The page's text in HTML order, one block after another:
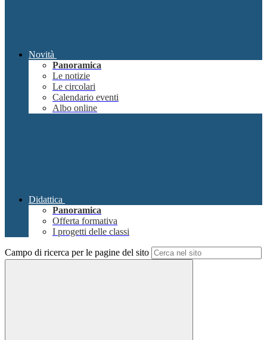
Novità
Panoramica
Le notizie
Le circolari
Calendario eventi
Albo online
Didattica
Panoramica
Offerta formativa
I progetti delle classi
Campo di ricerca per le pagine del sito